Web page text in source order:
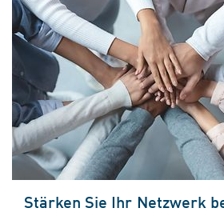
Stärken Sie Ihr Netzwerk